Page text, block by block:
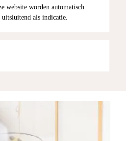
als indicatie.